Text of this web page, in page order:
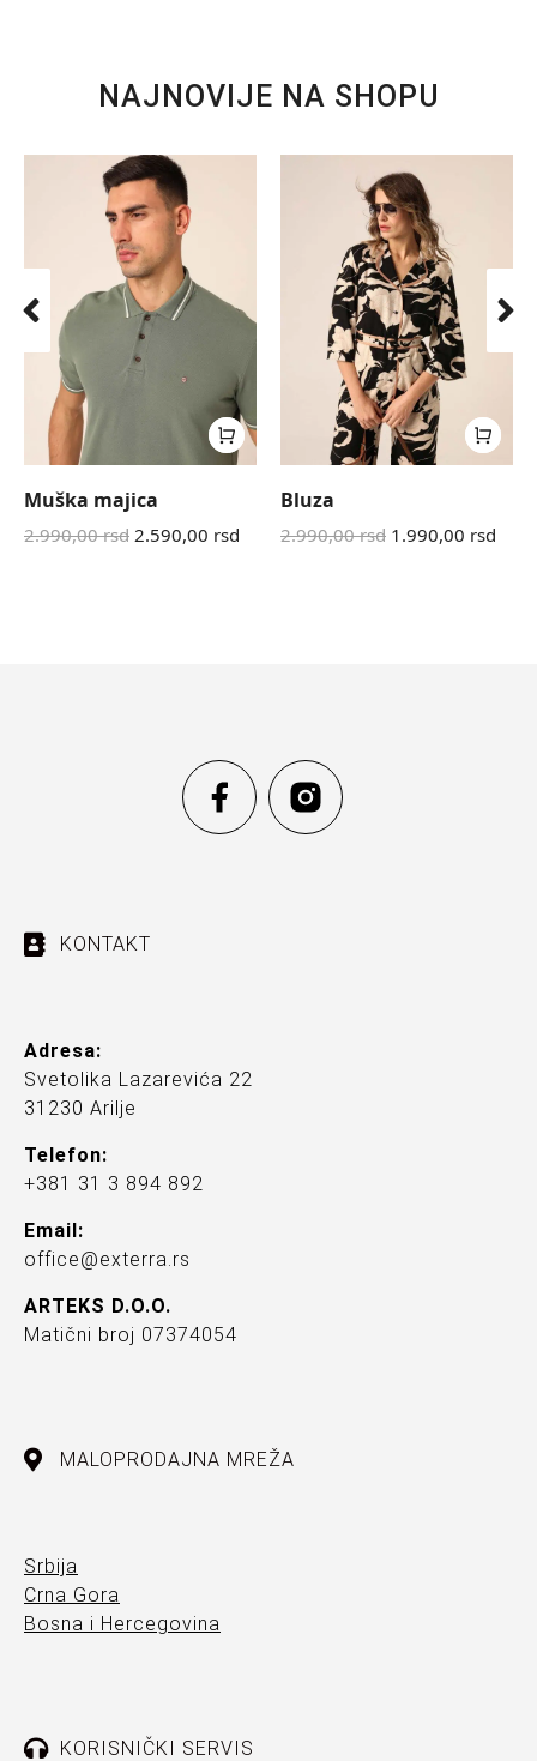
NAJNOVIJE NA SHOPU
Muška majica
2.990,00rsd 2.590,00 rsd
Bluza
2.990,00rsd 1.990,00 rsd
KONTAKT
Adresa:
Svetolika Lazarevića 22
31230 Arilje
Telefon:
+381 31 3 894 892
Email:
office@exterra.rs
ARTEKS D.O.O.
Matični broj 07374054
MALOPRODAJNA MREŽA
Srbija
Crna Gora
Bosna i Hercegovina
KORISNIČKI SERVIS